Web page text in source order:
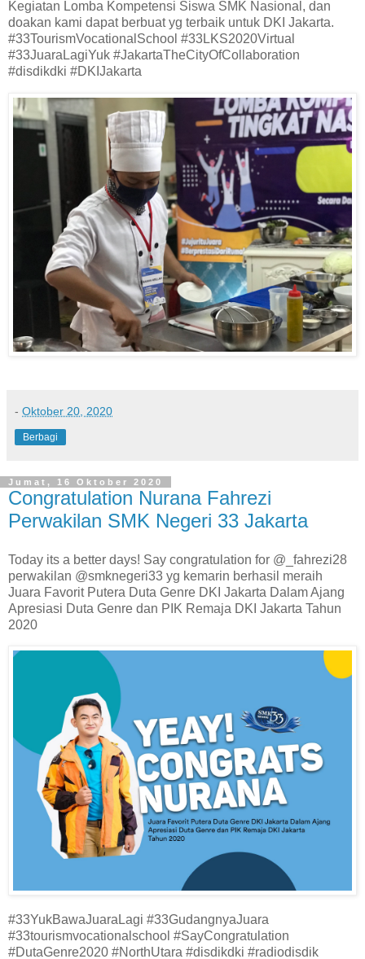
Kegiatan Lomba Kompetensi Siswa SMK Nasional, dan
doakan kami dapat berbuat yg terbaik untuk DKI Jakarta.
#33TourismVocationalSchool #33LKS2020Virtual
#33JuaraLagiYuk #JakartaTheCityOfCollaboration
#disdikdki #DKIJakarta
- Oktober 20, 2020
Berbagi
Jumat, 16 Oktober 2020
Congratulation Nurana Fahrezi
Perwakilan SMK Negeri 33 Jakarta
Today its a better days! Say congratulation for @_fahrezi28
perwakilan @smknegeri33 yg kemarin berhasil meraih
Juara Favorit Putera Duta Genre DKI Jakarta Dalam Ajang
Apresiasi Duta Genre dan PIK Remaja DKI Jakarta Tahun
2020
#33YukBawaJuaraLagi #33GudangnyaJuara
#33tourismvocationalschool #SayCongratulation
#DutaGenre2020 #NorthUtara #disdikdki #radiodisdik